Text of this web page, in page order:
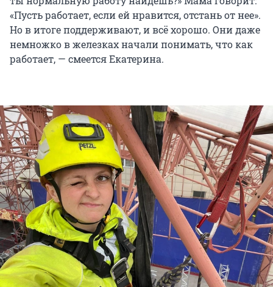
«Пусть работает, если ей нравится, отстань от нее».
Но в итоге поддерживают, и всё хорошо. Они даже
немножко в железках начали понимать, что как
работает, — смеется Екатерина.